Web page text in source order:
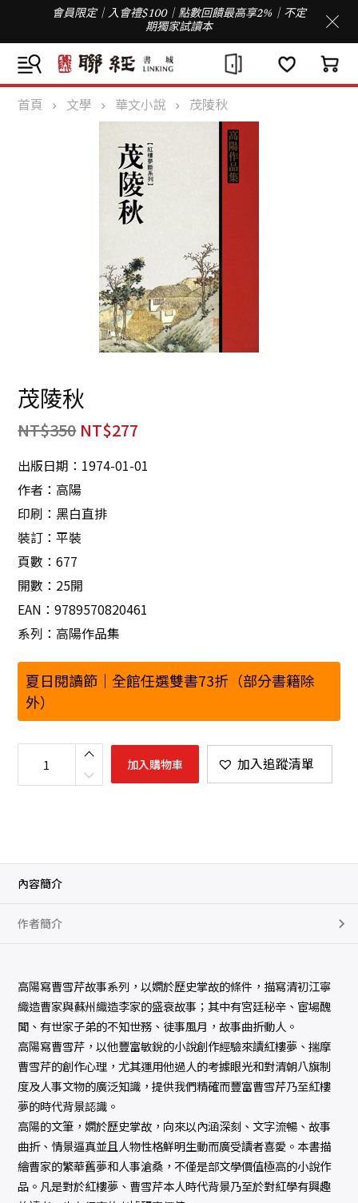
會員限定｜入會禮$100｜點數回饋最高享2%｜不定
期獨家試讀本
首頁 文學 華文小說 茂陵秋
茂陵秋
NT$350 NT$277
出版日期：1974-01-01
作者：高陽
印刷：黑白直排
裝訂：平裝
頁數：677
開數：25開
EAN：9789570820461
系列：高陽作品集
夏日閱讀節｜全館任選雙書73折（部分書籍除
外）
茂
數
加入購物車 加入追蹤清單
內容簡介
作者簡介
高陽寫曹雪芹故事系列，以嫻於歷史掌故的條件，描寫清初江寧
織造曹家與蘇州織造李家的盛衰故事；其中有宮廷秘辛、宦場醜
聞、有世家子弟的不知世務、徒事風月，故事曲折動人。
高陽寫曹雪芹，以他豐富敏銳的小說創作經驗來讀紅樓夢、揣摩
曹雪芹的創作心理，尤其運用他過人的考據眼光和對清朝八旗制
度及人事文物的廣泛知識，提供我們精確而豐富曹雪芹乃至紅樓
夢的時代背景認識。
高陽的文筆，嫻於歷史掌故，向來以內涵深刻、文字流暢、故事
曲折、情景逼真並且人物性格鮮明生動而廣受讀者喜愛。本書描
繪曹家的繁華舊夢和人事滄桑，不僅是部文學價值極高的小說作
品。凡是對於紅樓夢、曹雪芹本人時代背景乃至於對紅學有興趣